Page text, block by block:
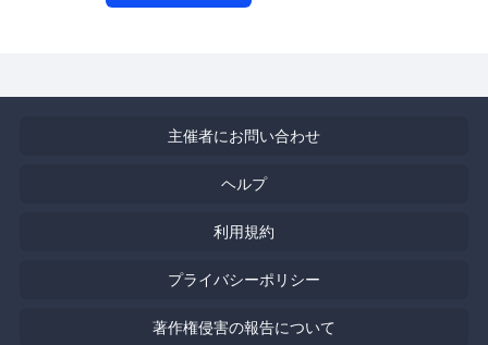
主催者にお問い合わせ
ヘルプ
利用規約
プライバシーポリシー
著作権侵害の報告について